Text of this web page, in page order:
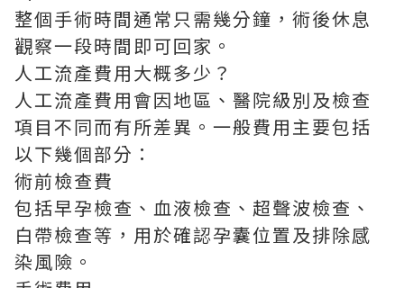
整個手術時間通常只需幾分鐘，術後休息
觀察一段時間即可回家。
人工流產費用大概多少？
人工流產費用會因地區、醫院級別及檢查
項目不同而有所差異。一般費用主要包括
以下幾個部分：
術前檢查費
包括早孕檢查、血液檢查、超聲波檢查、
白帶檢查等，用於確認孕囊位置及排除感
染風險。